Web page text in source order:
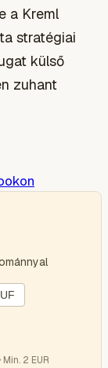
a Kreml
stratégiai
külső
zuhant
2 EUR